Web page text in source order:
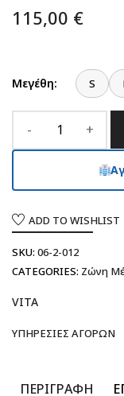
115,00 €
Μεγέθη: S
ADD TO WISHLIST
SKU: 06-2-012
CATEGORIES: Ζώνη
VITA
ΥΠΗΡΕΣΊΕΣ ΑΓΟΡΏΝ
ΠΕΡΙΓΡΑΦΉ